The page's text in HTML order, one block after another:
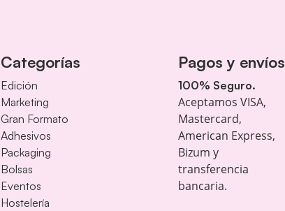
Categorías
Edición
Marketing
Gran Formato
Adhesivos
Packaging
Bolsas
Eventos
Hostelería
Pagos y envíos
100% Seguro.
Aceptamos VISA,
Mastercard,
American Express,
Bizum y
transferencia
bancaria.